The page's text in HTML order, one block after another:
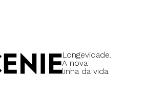
Longevidade.
A nova
linha da vida.